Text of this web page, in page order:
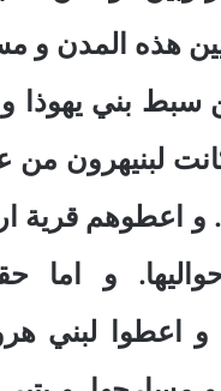
هذه المدن و
سبط بني
لبنيهرون من
و اعطوهم قرية
و اما
اعطوا لبني